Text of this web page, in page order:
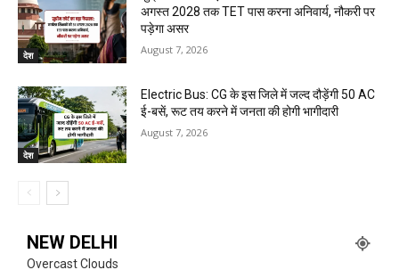
देश
अगस्त 2028 तक TET पास करना अनिवार्य, नौकरी पर
पड़ेगा असर
August 7, 2026
देश
Electric Bus: CG के इस जिले में जल्द दौड़ेंगी 50 AC
ई-बसें, रूट तय करने में जनता की होगी भागीदारी
August 7, 2026
NEW DELHI
Overcast Clouds